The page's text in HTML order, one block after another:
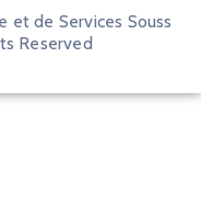
et de Services Souss
Reserved